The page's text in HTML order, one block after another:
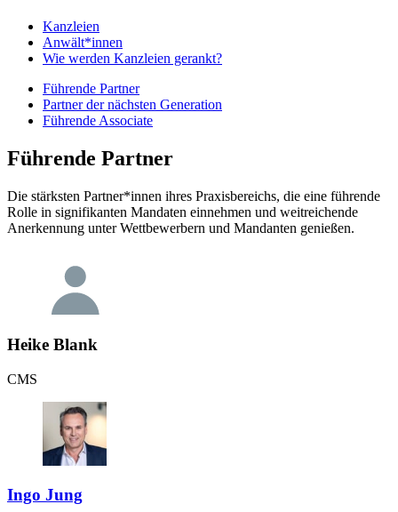
Kanzleien
Anwält*innen
Wie werden Kanzleien gerankt?
Führende Partner
Partner der nächsten Generation
Führende Associate
Führende Partner
Die stärksten Partner*innen ihres Praxisbereichs, die eine führende
Rolle in signifikanten Mandaten einnehmen und weitreichende
Anerkennung unter Wettbewerbern und Mandanten genießen.
Heike Blank
CMS
Ingo Jung